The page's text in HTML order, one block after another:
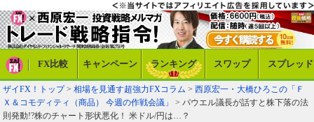
FX比較 キャンペーン ランキング スワップ スプレッド
ザイFX！トップ> 相場を見通す超強力FXコラム > 西原宏一・大橋ひろこの「Ｆ
Ｘ＆コモディティ（商品） 今週の作戦会議」
> パウエル議長が話すと株下落の法
則発動!?株のチャート形状悪化！ 米ドル/円は…？